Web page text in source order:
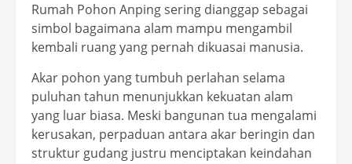
Rumah Pohon Anping sering dianggap sebagai
simbol bagaimana alam mampu mengambil
kembali ruang yang pernah dikuasai manusia.
Akar pohon yang tumbuh perlahan selama
puluhan tahun menunjukkan kekuatan alam
yang luar biasa. Meski bangunan tua mengalami
kerusakan, perpaduan antara akar beringin dan
struktur gudang justru menciptakan keindahan